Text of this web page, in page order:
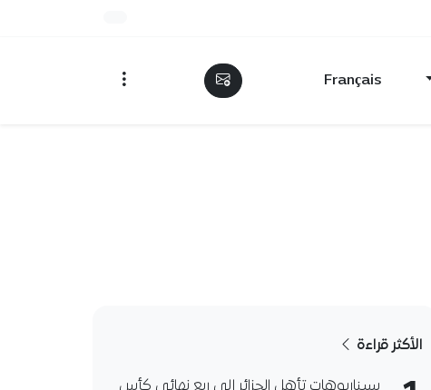
Français
الأكثر قراءة
سيناريوهات تأهل الجزائر إلى ربع نهائي كأس